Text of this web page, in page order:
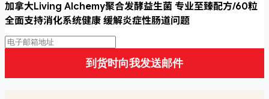
加拿大Living Alchemy聚合发酵益生菌 专业至臻配方/60粒
全面支持消化系统健康 缓解炎症性肠道问题
到货时向我发送邮件